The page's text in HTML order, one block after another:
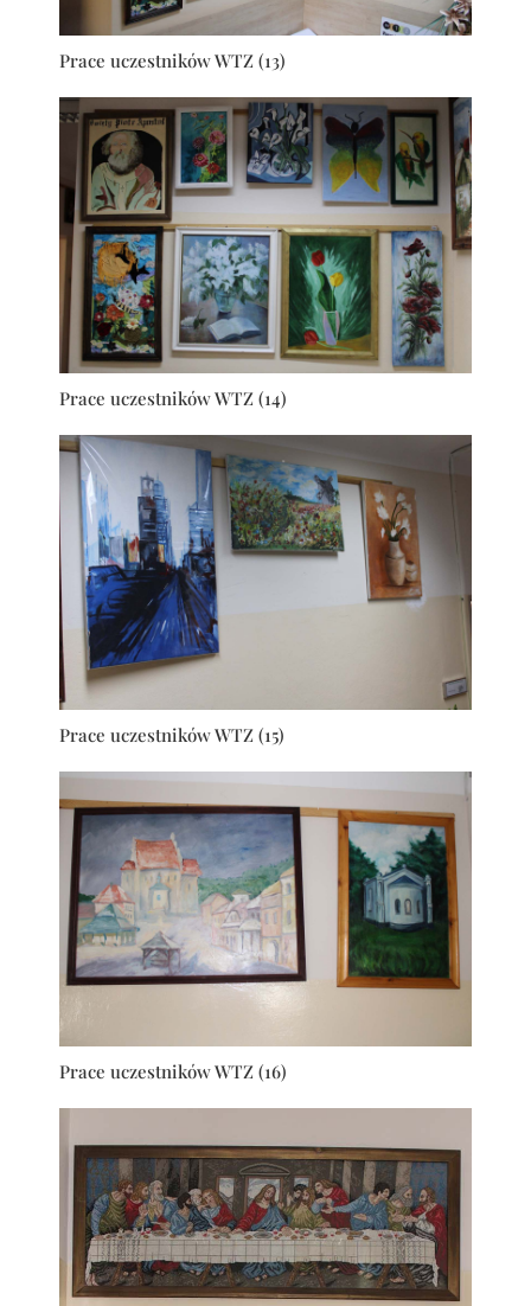
Prace uczestników WTZ (13)
Prace uczestników WTZ (14)
Prace uczestników WTZ (15)
Prace uczestników WTZ (16)